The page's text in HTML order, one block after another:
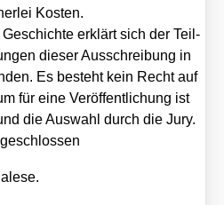
Kos­ten.
erklärt sich der Teil­
die­ser Aus­schrei­bung in
Es besteht kein Recht auf
für eine Ver­öf­fent­li­chung ist
die Aus­wahl durch die Jury.